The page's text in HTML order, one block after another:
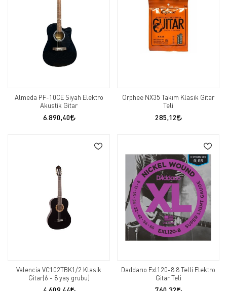
Almeda PF-10CE Siyah Elektro
Akustik Gitar
6.890,40
Orphee NX35 Takım Klasik Gitar
Teli
285,12
Valencia VC102TBK1/2 Klasik
Gitar(6 - 8 yaş grubu)
Daddarıo Exl120-8 8 Telli Elektro
Gitar Teli